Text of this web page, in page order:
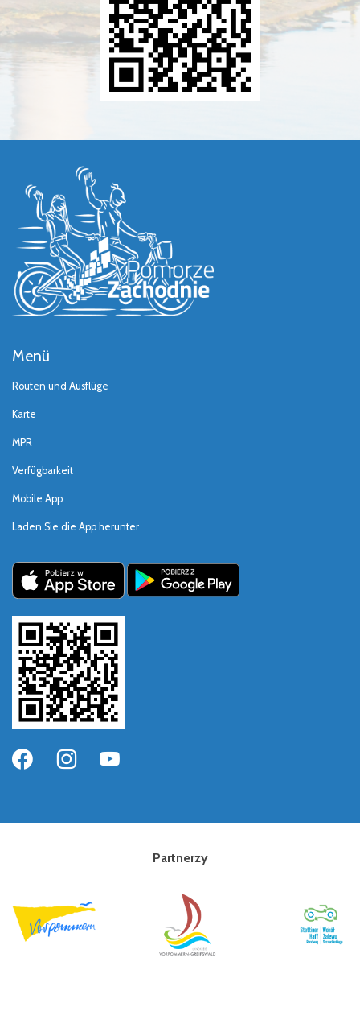
Menü
Routen und Ausflüge
Karte
MPR
Verfügbarkeit
Mobile App
Laden Sie die App herunter
Partnerzy